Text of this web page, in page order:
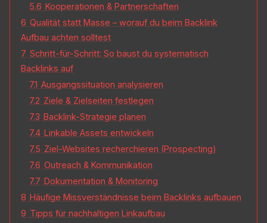
5.6 Kooperationen & Partnerschaften
6 Qualität statt Masse – worauf du beim Backlink
Aufbau achten solltest
7 Schritt-für-Schritt: So baust du systematisch
Backlinks auf
7.1 Ausgangssituation analysieren
7.2 Ziele & Zielseiten festlegen
7.3 Backlink-Strategie planen
7.4 Linkable Assets entwickeln
7.5 Ziel-Websites recherchieren (Prospecting)
7.6 Outreach & Kommunikation
7.7 Dokumentation & Monitoring
8 Häufige Missverständnisse beim Backlinks aufbauen
9 Tipps für nachhaltigen Linkaufbau